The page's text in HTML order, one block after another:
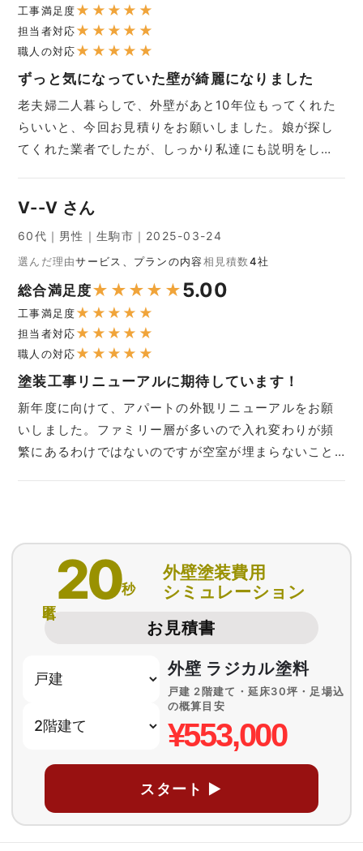
工事満足度★ ★ ★ ★ ★
担当者対応★ ★ ★ ★ ★
職人の対応★ ★ ★ ★ ★
ずっと気になっていた壁が綺麗になりました
老夫婦二人暮らしで、外壁があと10年位もってくれた
らいいと、今回お見積りをお願いしました。娘が探し
てくれた業者でしたが、しっかり私達にも説明をし…
V--V さん
60代｜男性｜生駒市｜2025-03-24
選んだ理由サービス、プランの内容相見積数4社
総合満足度★ ★ ★ ★ ★5.00
工事満足度★ ★ ★ ★ ★
担当者対応★ ★ ★ ★ ★
職人の対応★ ★ ★ ★ ★
塗装工事リニューアルに期待しています！
新年度に向けて、アパートの外観リニューアルをお願
いしました。ファミリー層が多いので入れ変わりが頻
繁にあるわけではないのですが空室が埋まらないこと…
20秒
外壁塗装費用
シミュレーション
お見積書
外壁 ラジカル塗料
戸建 2階建て・延床30坪・足場込
の概算目安
¥553,000
スタート ▶